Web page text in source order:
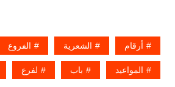
أرقام الشعرية الفروع
المواعيد باب لفرع